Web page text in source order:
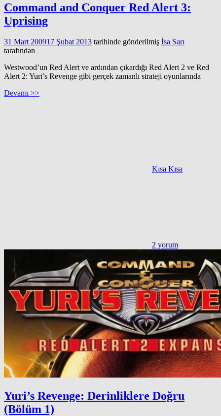
Command and Conquer Red Alert 3:
Uprising
31 Mart 200917 Şubat 2013 tarihinde gönderilmiş İsa Sarı
tarafından
Westwood’un Red Alert ve ardından çıkardığı Red Alert 2 ve Red
Alert 2: Yuri’s Revenge gibi gerçek zamanlı strateji oyunlarında
Devamı >>
Kısa Kısa
2 yorum
Yuri’s Revenge: Derinliklere Doğru
(Bölüm 1)